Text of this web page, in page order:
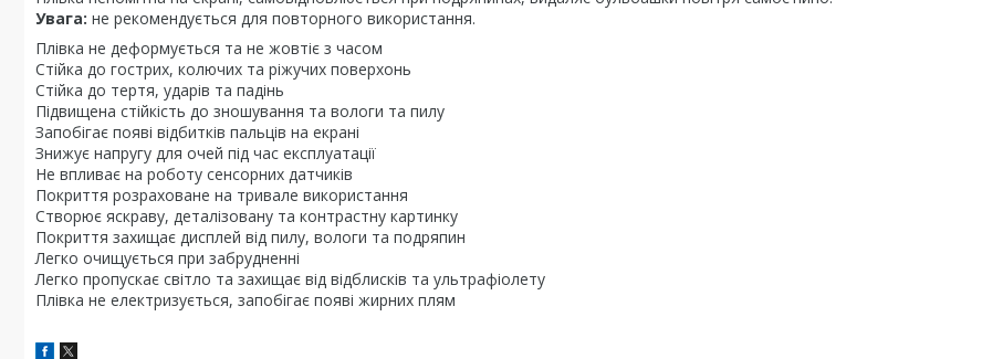
Увага: не рекомендується для повторного використання.
Плівка не деформується та не жовтіє з часом
Стійка до гострих, колючих та ріжучих поверхонь
Стійка до тертя, ударів та падінь
Підвищена стійкість до зношування та вологи та пилу
Запобігає появі відбитків пальців на екрані
Знижує напругу для очей під час експлуатації
Не впливає на роботу сенсорних датчиків
Покриття розраховане на тривале використання
Створює яскраву, деталізовану та контрастну картинку
Покриття захищає дисплей від пилу, вологи та подряпин
Легко очищується при забрудненні
Легко пропускає світло та захищає від відблисків та ультрафіолету
Плівка не електризується, запобігає появі жирних плям